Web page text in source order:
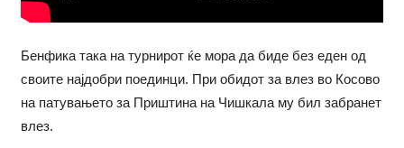
Бенфика така на турнирот ќе мора да биде без еден од
своите најдобри поединци. При обидот за влез во Косово
на патувањето за Приштина на Чишкала му бил забранет
влез.